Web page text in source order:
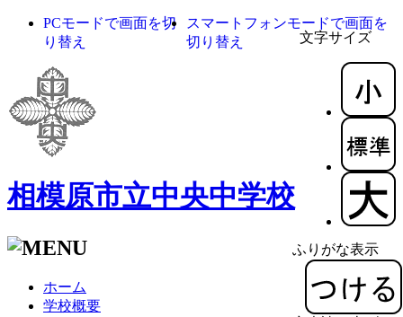
文字サイズ
ふりがな表示
PCモードで画面を切
り替え
スマートフォンモードで画面を
切り替え
相模原市立中央中学校
ホーム
学校概要